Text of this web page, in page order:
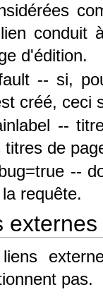
conduit
d'édition.
-- si,
créé, ceci
--
titres de
--
requête.
pas.